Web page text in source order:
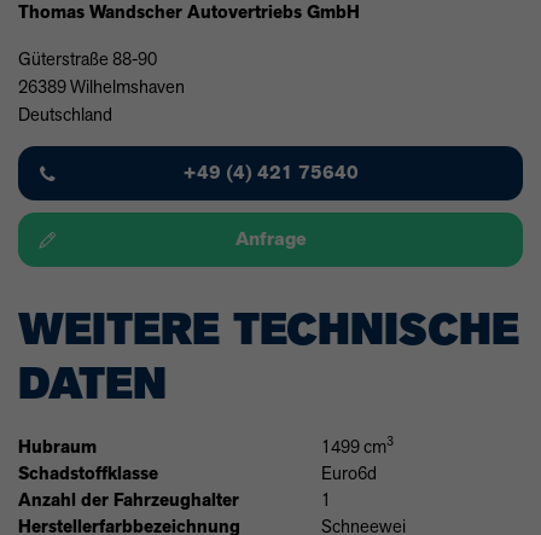
Thomas Wandscher Autovertriebs GmbH
Güterstraße 88-90
26389 Wilhelmshaven
Deutschland
+49 (4) 421 75640
Anfrage
WEITERE TECHNISCHE
DATEN
Hubraum 1499 cm3
Schadstoffklasse Euro6d
Anzahl der Fahrzeughalter 1
Herstellerfarbbezeichnung Schneewei